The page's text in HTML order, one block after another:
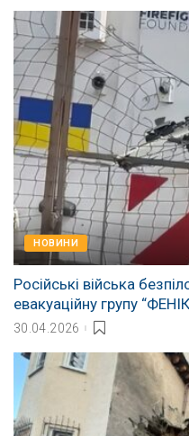
НОВИНИ
Російські війська
евакуаційну групу
30.04.2026